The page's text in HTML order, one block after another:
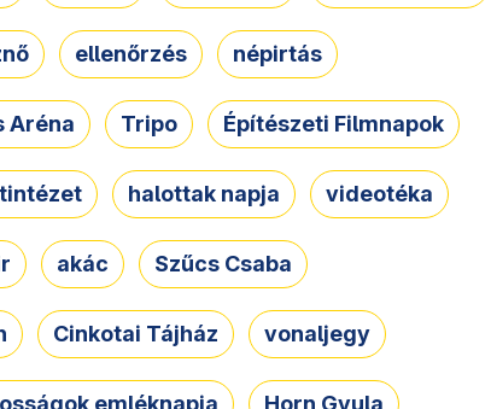
ellenőrzés népirtás
Aréna Tripo Építészeti Filmnapok
halottak napja videotéka
akác Szűcs Csaba
Cinkotai Tájház vonaljegy
emléknapja Horn Gyula